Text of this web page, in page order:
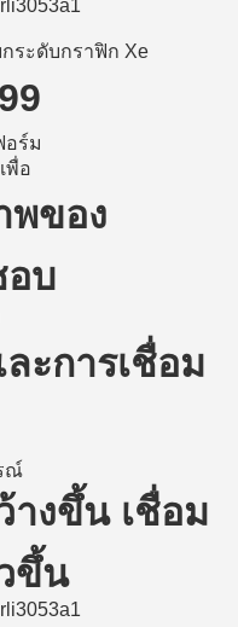
ระดับกราฟิก Xe
ร์ม
พื่อ
พของ
บ
ะการเชื่อม
ณ์
งขึ้น เชื่อม
ขึ้น